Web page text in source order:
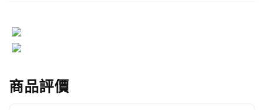
商品評價